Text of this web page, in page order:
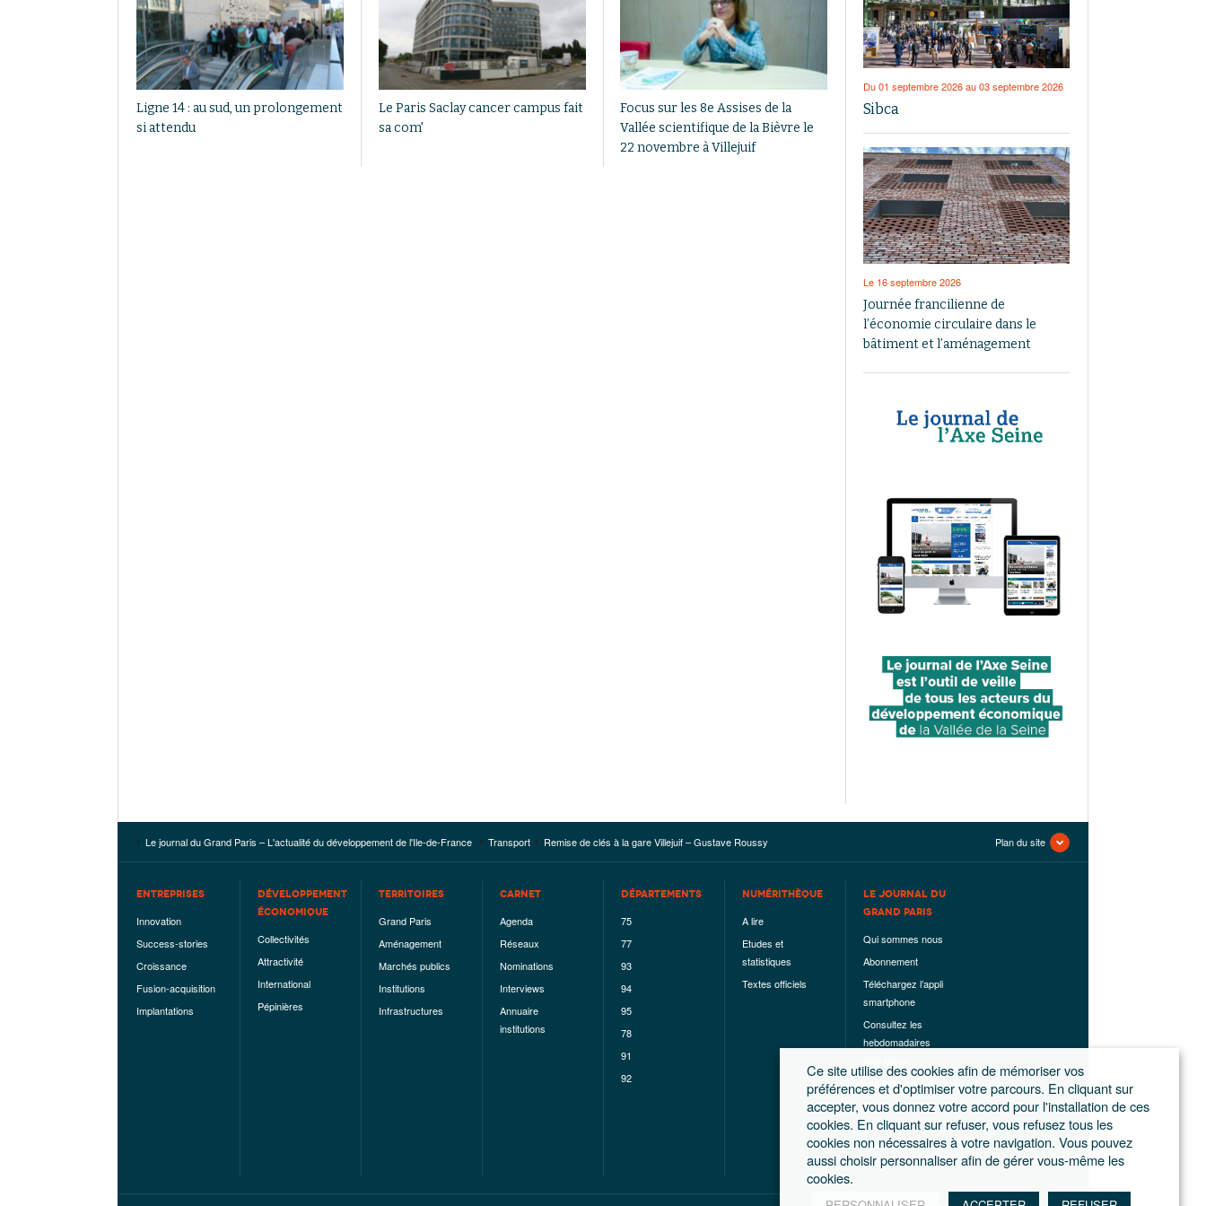
Ligne 14 : au sud, un prolongement
si attendu
Le Paris Saclay cancer campus fait
sa com'
Focus sur les 8e Assises de la
Vallée scientifique de la Bièvre le
22 novembre à Villejuif
Du 01 septembre 2026 au 03 septembre 2026
Sibca
Le 16 septembre 2026
Journée francilienne de
l’économie circulaire dans le
bâtiment et l’aménagement
Le journal du Grand Paris – L'actualité du développement de l'Ile-de-France Transport Remise de clés à la gare Villejuif – Gustave Roussy Plan du site
ENTREPRISES
Innovation
Success-stories
Croissance
Fusion-acquisition
Implantations
DÉVELOPPEMENT
ÉCONOMIQUE
Collectivités
Attractivité
International
Pépinières
TERRITOIRES
Grand Paris
Aménagement
Marchés publics
Institutions
Infrastructures
CARNET
Agenda
Réseaux
Nominations
Interviews
Annuaire
institutions
DÉPARTEMENTS
75
77
93
94
95
78
91
92
NUMÉRITHÈQUE
A lire
Etudes et
statistiques
Textes officiels
LE JOURNAL DU
GRAND PARIS
Qui sommes nous
Abonnement
Téléchargez l’appli
smartphone
Consultez les
hebdomadaires
Les hors-séries
Mentions légales
Conditions
générales de
ventes
Ce site utilise des cookies afin de mémoriser vos
préférences et d'optimiser votre parcours. En cliquant sur
accepter, vous donnez votre accord pour l'installation de ces
cookies. En cliquant sur refuser, vous refusez tous les
cookies non nécessaires à votre navigation. Vous pouvez
aussi choisir personnaliser afin de gérer vous-même les
cookies.